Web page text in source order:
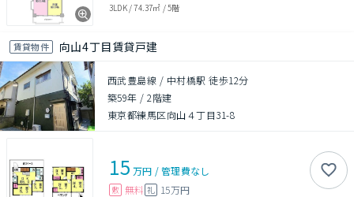
3LDK/74.37㎡ /5階
賃貸物件 向山4丁目賃貸戸建
西武豊島線 / 中村橋駅 徒歩12分
築59年 /2階建
東京都練馬区向山４丁目31-8
15 万円 /管理費なし
敷 無料 礼 15万円